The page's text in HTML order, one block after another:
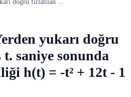
doğru fırlatılan ...
yukarı doğru
saniye sonunda
h(t) = -t² + 12t - 1